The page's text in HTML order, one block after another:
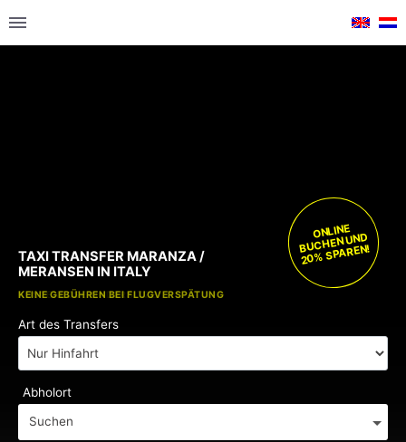
KOSTENLOSE KINDERSITZE
KEINE GEBÜHREN BEI FLUGVERSPÄTUNG
TAXI TRANSFER MARANZA /
MERANSEN IN ITALY
ONLINE
BUCHEN UND
20% SPAREN!
Art des Transfers
Abholort
Suchen